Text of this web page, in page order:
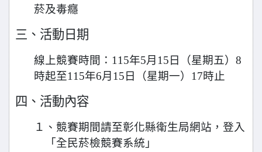
菸及毒癮
三、活動日期
線上競賽時間：115年5月15日（星期五）8
時起至115年6月15日（星期一）17時止
四、活動內容
１、競賽期間請至彰化縣衛生局網站，登入
「全民菸檢競賽系統」